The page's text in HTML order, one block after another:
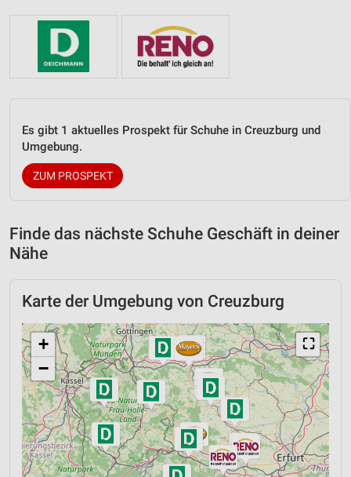
Es gibt 1 aktuelles Prospekt für Schuhe in Creuzburg und
Umgebung.
ZUM PROSPEKT
Finde das nächste Schuhe Geschäft in deiner
Nähe
Karte der Umgebung von Creuzburg
⛶
+
−